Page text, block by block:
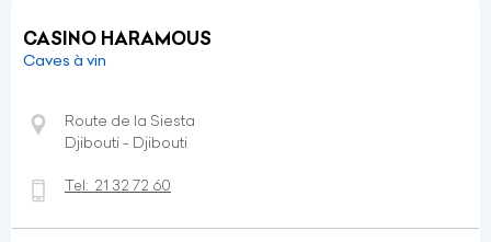
CASINO HARAMOUS
Caves à vin
Route de la Siesta
Djibouti - Djibouti
Tel: 21 32 72 60